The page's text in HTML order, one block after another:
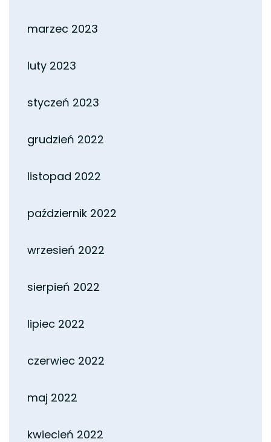
marzec 2023
luty 2023
styczeń 2023
grudzień 2022
listopad 2022
październik 2022
wrzesień 2022
sierpień 2022
lipiec 2022
czerwiec 2022
maj 2022
kwiecień 2022